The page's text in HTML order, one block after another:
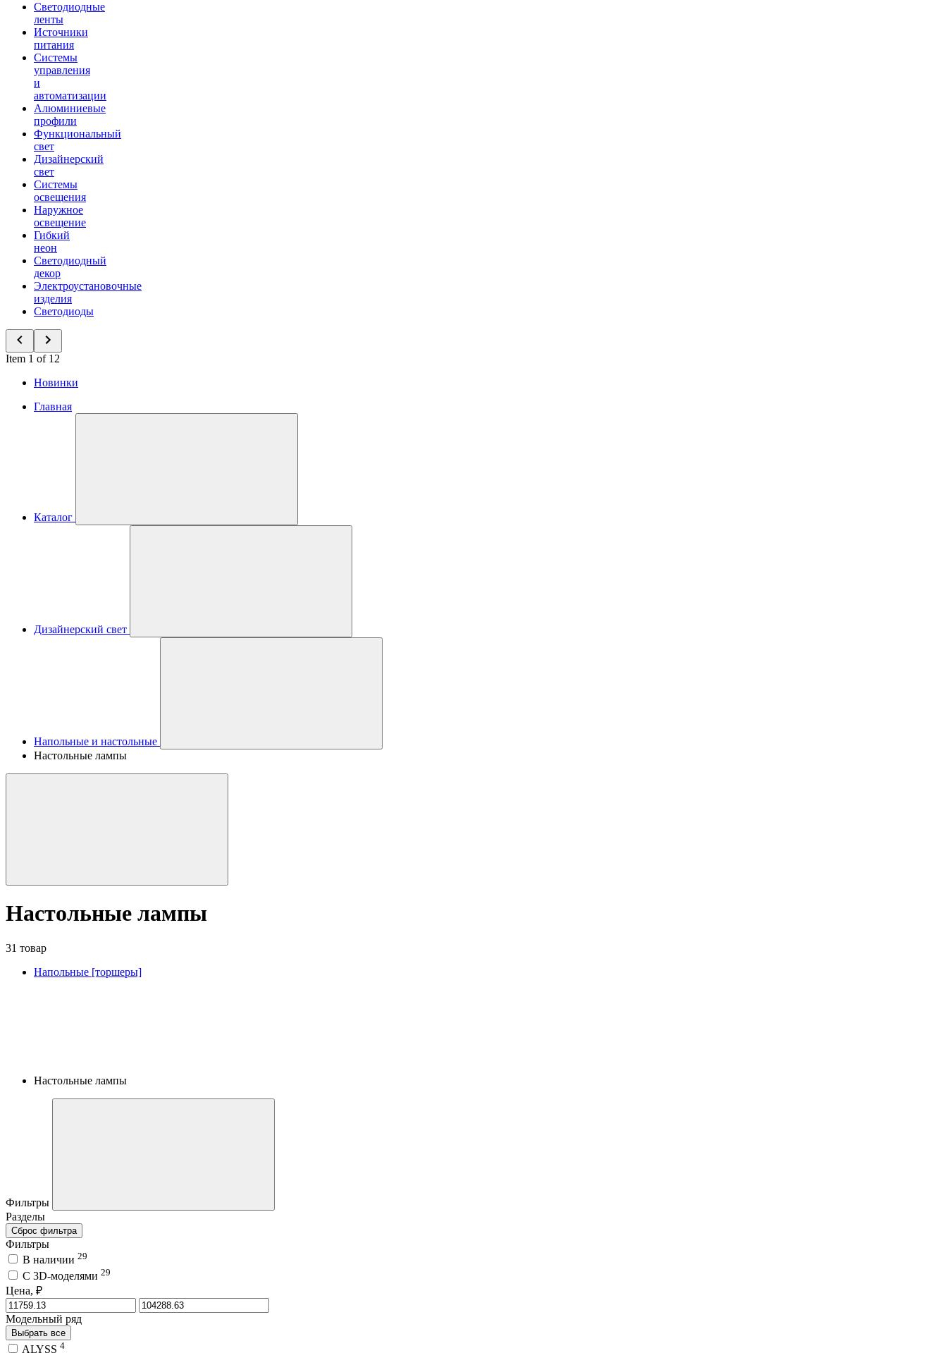
Светодиодные
ленты
Источники
питания
Системы
управления
и
автоматизации
Алюминиевые
профили
Функциональный
свет
Дизайнерский
свет
Системы
освещения
Наружное
освещение
Гибкий
неон
Светодиодный
декор
Электроустановочные
изделия
Светодиоды
Item 1 of 12
Новинки
Главная
Каталог
Дизайнерский свет
Напольные и настольные
Настольные лампы
Настольные лампы
31 товар
Напольные [торшеры]
Настольные лампы
Фильтры
Разделы
Сброс фильтра
Фильтры
В наличии 29
C 3D-моделями 29
Цена, ₽
Модельный ряд
Выбрать все
ALYSS 4